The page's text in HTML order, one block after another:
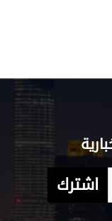
اشترك